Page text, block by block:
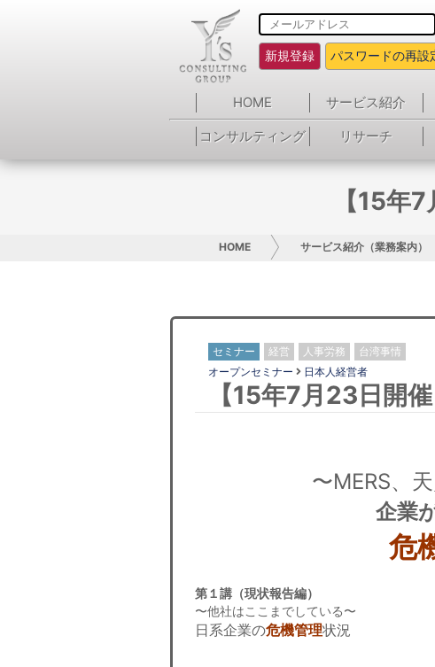
新規登録 パスワードの再設
HOME サービス紹介
コンサルティング
リサーチ
【15年
HOME サービス紹介（業務案内）
セミナー 経営 人事労務 台湾事情
オープンセミナー 日本人経営者
【15年7月23日開
〜MERS、
企業
危
第１講（現状報告編）
〜他社はここまでしている〜
日系企業の危機管理状況